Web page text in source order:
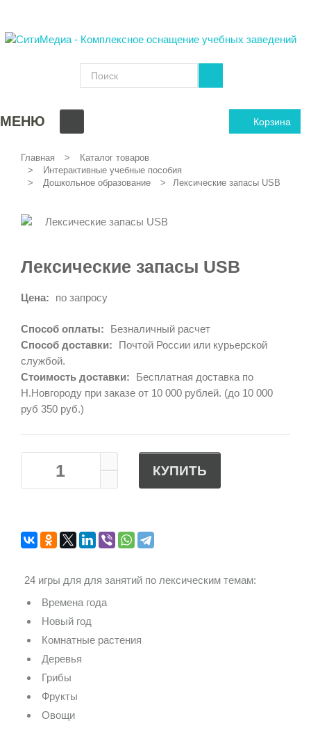
Корзина
МЕНЮ
Главная
Каталог товаров
Интерактивные учебные пособия
Дошкольное образование
Лексические запасы USB
Лексические запасы USB
Цена: по запросу
Способ оплаты:
Безналичный расчет
Способ доставки:
Почтой России или курьерской
службой.
Стоимость доставки:
Бесплатная доставка по
Н.Новгороду при заказе от 10 000 рублей. (до 10 000
руб 350 руб.)
КУПИТЬ
24 игры для для занятий по лексическим темам:
Времена года
Новый год
Комнатные растения
Деревья
Грибы
Фрукты
Овощи